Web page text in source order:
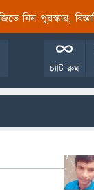
নিন পুরস্কার,
চ্যাট রুম